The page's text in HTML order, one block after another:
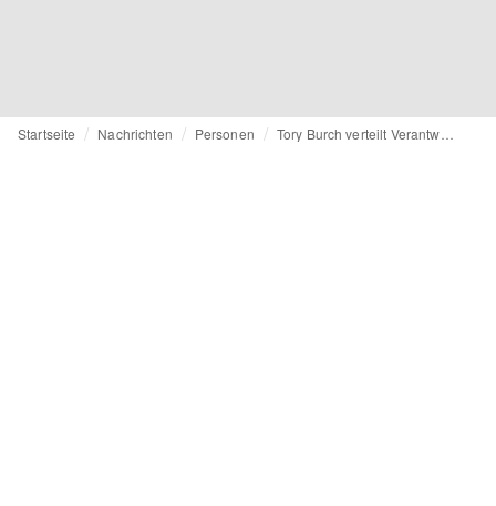
Startseite Nachrichten Personen